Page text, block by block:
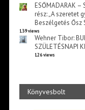
ESŐMADARAK
rész: „A szeretet
Beszélgetés Ősz
139 views
Wehner Tibor:
SZÜLETÉSNAPI
126 views
Könyvesbolt